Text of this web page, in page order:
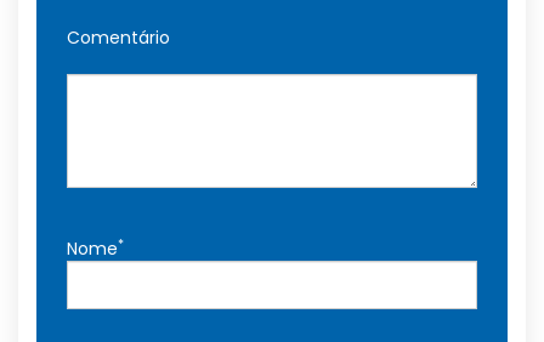
Comentário
Nome*